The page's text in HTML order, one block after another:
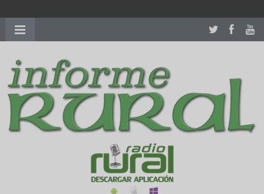
richardmillereplica
women.patekphilippe.tofor sale in usa recognized command with
dining room table ceremony. welcome to our
perfectwatches.is
shop. best youngsexdoll.comwith professional customer
services. 1: 1 design high
https://reallydiamond.com/